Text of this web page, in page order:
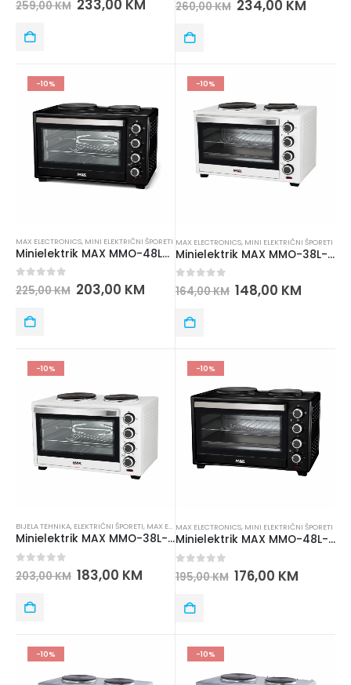
259,00KM 233,00 KM 260,00KM 234,00 KM
-10%
MAX ELECTRONICS, MINI ELEKTRIČNI ŠPORETI
Minielektrik MAX MMO-48L-H500B
0 out of 5
225,00KM 203,00 KM
-10%
MAX ELECTRONICS, MINI ELEKTRIČNI ŠPORETI
Minielektrik MAX MMO-38L-H300W
0out of 5
164,00KM 148,00 KM
-10%
BIJELA TEHNIKA, ELEKTRIČNI ŠPORETI, MAX ELECTRONICS ,MINI ELEKTRIČNI ŠPORETI
Minielektrik MAX MMO-38L-H500W
0 out of 5
203,00KM 183,00 KM
-10%
MAX ELECTRONICS, MINI ELEKTRIČNI ŠPORETI
Minielektrik MAX MMO-48L-H300B
0out of 5
195,00KM 176,00 KM
-10% -10%